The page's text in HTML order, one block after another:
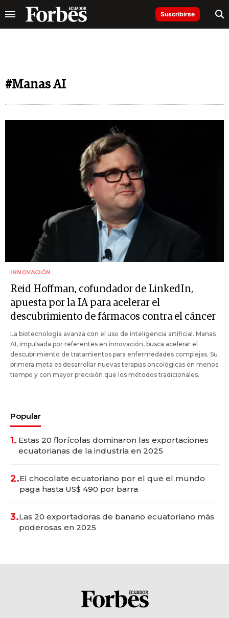
Suscribirse
#Manas AI
INNOVACIÓN
Reid Hoffman, cofundador de LinkedIn,
apuesta por la IA para acelerar el
descubrimiento de fármacos contra el cáncer
La biotecnología avanza con el uso de inteligencia artificial. Manas
AI, impulsada por referentes en innovación, busca acelerar el
descubrimiento de tratamientos para enfermedades complejas. Su
primera meta es desarrollar nuevas terapias oncológicas en menos
tiempo y con mayor precisión que los métodos tradicionales.
Popular
1. Estas 20 florícolas dominaron las exportaciones
ecuatorianas de la industria en 2025
2.El chocolate ecuatoriano por el que el mundo
paga hasta US$ 490 por barra
3.Las 20 exportadoras de banano ecuatoriano más
poderosas en 2025